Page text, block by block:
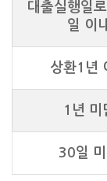
대출실행일
일 이
상환1년
1년 미
30일